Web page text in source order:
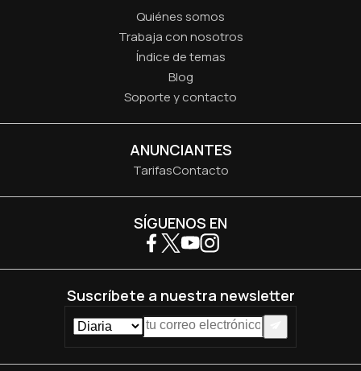
Quiénes somos
Trabaja con nosotros
Índice de temas
Blog
Soporte y contacto
ANUNCIANTES
TarifasContacto
SÍGUENOS EN
Suscríbete a nuestra newsletter